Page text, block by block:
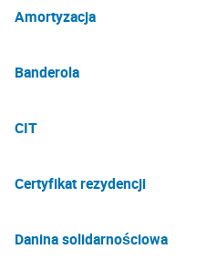
Amortyzacja
Banderola
CIT
Certyfikat rezydencji
Danina solidarnościowa